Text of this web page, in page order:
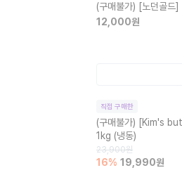
(구매불가) [노던골드
12,000원
직접 구매한
(구매불가) [Kim's
1kg (냉동)
23,900원
16% 19,990원